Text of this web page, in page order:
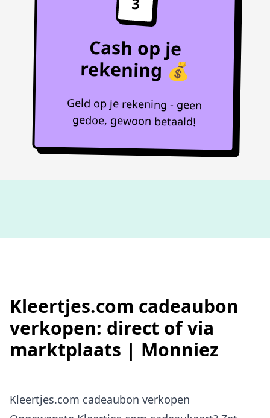
Cash op je
rekening 💰
Geld op je rekening - geen
gedoe, gewoon betaald!
Kleertjes.com cadeaubon
verkopen: direct of via
marktplaats | Monniez
Kleertjes.com cadeaubon verkopen